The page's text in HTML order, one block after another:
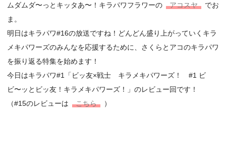
ムダムダ〜っとキッタあ〜！キラパワフラワーの
アコスヤ
でお
ま。
明日はキラパワ#16の放送ですね！どんどん盛り上がっていくキラ
メキパワーズのみんなを応援するために、さくらとアコのキラパワ
を振り返る特集を始めます！
今日はキラパワ#1「ビッ友×戦士 キラメキパワーズ！ #1 ビ
ビ〜ッとビッ友！キラメキパワーズ！」のレビュー回です！
（#15のレビューは
こちら ）